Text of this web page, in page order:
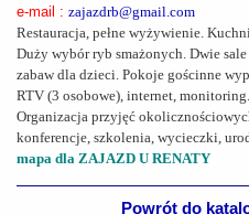
e-mail : zajazdrb@gmail.com
Restauracja, pełne wyżywienie.
Duży wybór ryb smażonych. Dwie
zabaw dla dzieci. Pokoje gościnne
RTV (3 osobowe), internet,
Organizacja przyjęć
konferencje, szkolenia, wycieczki,
mapa dla ZAJAZD U RENATY
Powrót do